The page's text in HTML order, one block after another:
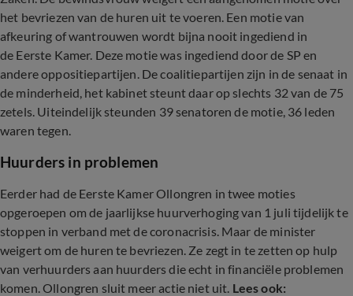
het bevriezen van de huren uit te voeren. Een motie van
afkeuring of wantrouwen wordt bijna nooit ingediend in
de Eerste Kamer. Deze motie was ingediend door de SP en
andere oppositiepartijen. De coalitiepartijen zijn in de senaat in
de minderheid, het kabinet steunt daar op slechts 32 van de 75
zetels. Uiteindelijk steunden 39 senatoren de motie, 36 leden
waren tegen.
Huurders in problemen
Eerder had de Eerste Kamer Ollongren in twee moties
opgeroepen om de jaarlijkse huurverhoging van 1 juli tijdelijk te
stoppen in verband met de coronacrisis. Maar de minister
weigert om de huren te bevriezen. Ze zegt in te zetten op hulp
van verhuurders aan huurders die echt in financiële problemen
komen. Ollongren sluit meer actie niet uit. Lees ook: